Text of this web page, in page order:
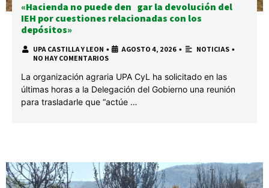
«Hacienda no puede denegar la devolución del
IEH por cuestiones relacionadas con los
depósitos»
UPA CASTILLA Y LEON • AGOSTO 4, 2026 • NOTICIAS •
NO HAY COMENTARIOS
La organización agraria UPA CyL ha solicitado en las
últimas horas a la Delegación del Gobierno una reunión
para trasladarle que “actúe …